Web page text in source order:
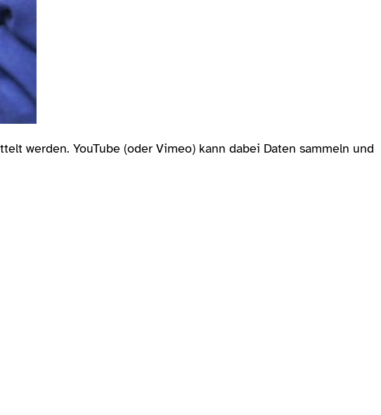
werden. YouTube (oder Vimeo) kann dabei Daten sammeln und